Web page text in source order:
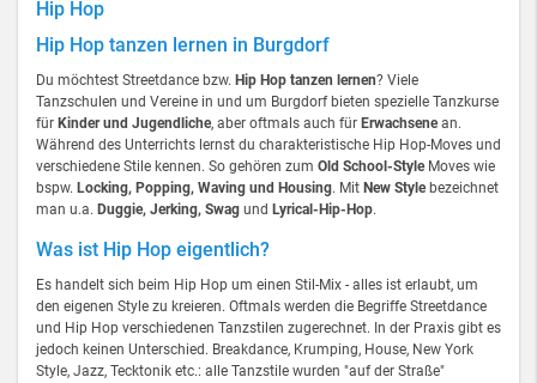
Hip Hop
Hip Hop tanzen lernen in Burgdorf
Du möchtest Streetdance bzw. Hip Hop tanzen lernen? Viele
Tanzschulen und Vereine in und um Burgdorf bieten spezielle Tanzkurse
für Kinder und Jugendliche, aber oftmals auch für Erwachsenean.
Während des Unterrichts lernst du charakteristische Hip Hop-Moves und
verschiedene Stile kennen. So gehören zum Old School-StyleMoves wie
bspw. Locking, Popping, Waving und Housing. Mit New Stylebezeichnet
man u.a. Duggie, Jerking, Swag und Lyrical-Hip-Hop.
Was ist Hip Hop eigentlich?
Es handelt sich beim Hip Hop um einen Stil-Mix - alles ist erlaubt, um
den eigenen Style zu kreieren. Oftmals werden die Begriffe Streetdance
und Hip Hop verschiedenen Tanzstilen zugerechnet. In der Praxis gibt es
jedoch keinen Unterschied. Breakdance, Krumping, House, New York
Style, Jazz, Tecktonik etc.: alle Tanzstile wurden "auf der Straße"